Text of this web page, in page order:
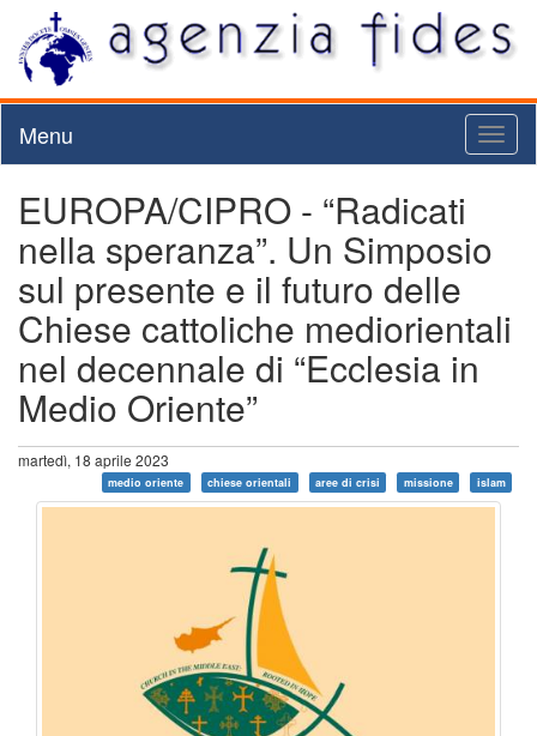
Menu
EUROPA/CIPRO - “Radicati
nella speranza”. Un Simposio
sul presente e il futuro delle
Chiese cattoliche mediorientali
nel decennale di “Ecclesia in
Medio Oriente”
martedì, 18 aprile 2023
medio oriente chiese orientali aree di crisi missione islam